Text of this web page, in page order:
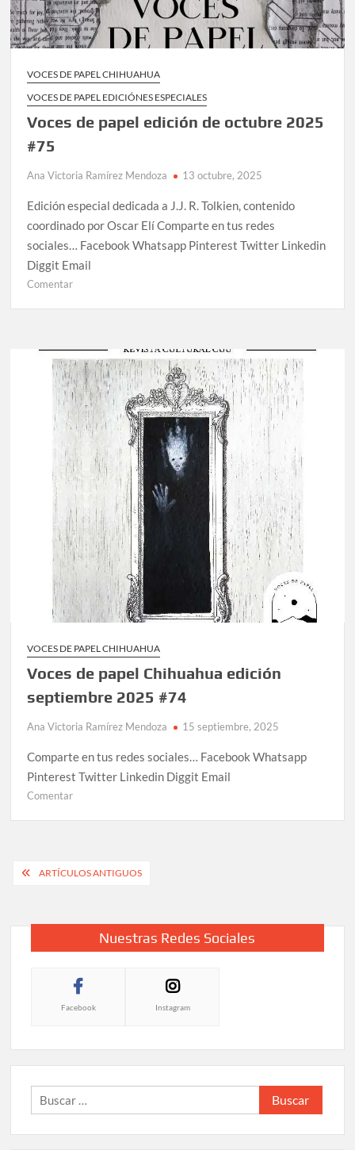
VOCES DE PAPEL CHIHUAHUA
VOCES DE PAPEL EDICIÓNES ESPECIALES
Voces de papel edición de octubre 2025
#75
Ana Victoria Ramírez Mendoza 13 octubre, 2025
Edición especial dedicada a J.J. R. Tolkien, contenido
coordinado por Oscar Elí Comparte en tus redes
sociales… Facebook Whatsapp Pinterest Twitter Linkedin
Diggit Email
Comentar
VOCES DE PAPEL CHIHUAHUA
Voces de papel Chihuahua edición
septiembre 2025 #74
Ana Victoria Ramírez Mendoza 15 septiembre, 2025
Comparte en tus redes sociales… Facebook Whatsapp
Pinterest Twitter Linkedin Diggit Email
Comentar
ARTÍCULOS ANTIGUOS
Nuestras Redes Sociales
Facebook Instagram